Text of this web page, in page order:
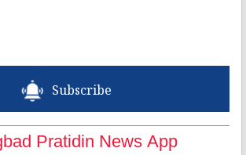
Subscribe
Pratidin News App